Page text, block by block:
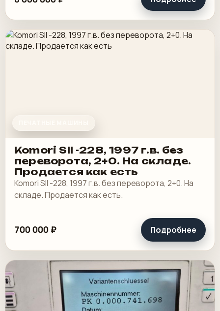
Komori SII -228, 1997 г.в. без
переворота, 2+0. На складе.
Продается как есть
Komori SII -228, 1997 г.в. без переворота, 2+0. На
складе. Продается как есть.
700 000 ₽ Подробнее